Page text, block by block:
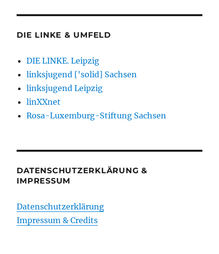
DIE LINKE & UMFELD
DIE LINKE. Leipzig
linksjugend ['solid] Sachsen
linksjugend Leipzig
linXXnet
Rosa-Luxemburg-Stiftung Sachsen
DATENSCHUTZERKLÄRUNG &
IMPRESSUM
Datenschutzerklärung
Impressum & Credits